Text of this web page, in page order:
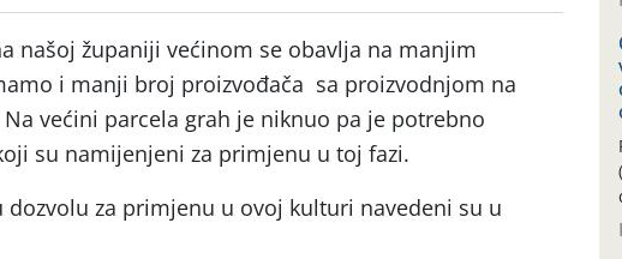
našoj županiji većinom se obavlja na manjim
i manji broj proizvođača sa proizvodnjom na
većini parcela grah je niknuo pa je potrebno
su namijenjeni za primjenu u toj fazi.
za primjenu u ovoj kulturi navedeni su u